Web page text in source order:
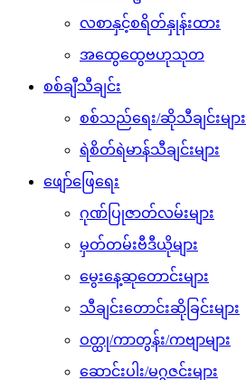
လစာနှင့်စရိတ်နှုန်းထား
အထွေထွေဗဟုသုတ
စစ်ချီသီချင်း
စစ်သည်ရေး/ဆိုသီချင်းများ
ရဲစိတ်ရဲမာန်သီချင်းများ
ဖျော်ဖြေရေး
ဂုဏ်ပြုဇာတ်လမ်းများ
မှတ်တမ်းဗီဒီယိုများ
မွေးနေ့ဆုတောင်းများ
သီချင်းတောင်းဆိုခြင်းများ
ဝတ္ထု/ကာတွန်း/ကဗျာများ
ဆောင်းပါး/မဂ္ဂဇင်းများ